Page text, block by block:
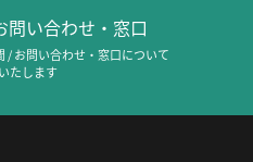
い合わせ・窓口
/ お問い合わせ・窓口について
たします